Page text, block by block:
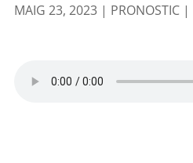
MAIG 23, 2023 | PRONOSTIC |